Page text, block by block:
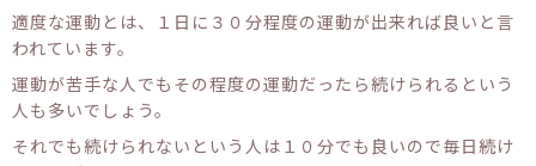
適度な運動とは、１日に３０分程度の運動が出来れば良いと言
われています。
運動が苦手な人でもその程度の運動だったら続けられるという
人も多いでしょう。
それでも続けられないという人は１０分でも良いので毎日続け